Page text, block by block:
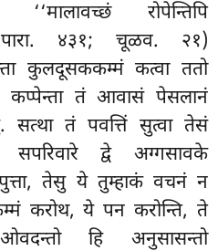
‘‘मालावच्छं रोपेन्तिपि
(पारा. ४३१; चूळव. २१)
कुलदूसककम्मं कत्वा ततो
कप्पेन्ता तं आवासं पेसलानं
तं पवत्तिं सुत्वा तेसं
सपरिवारे द्वे अग्गसावके
तेसु ये तुम्हाकं वचनं न
करोथ, ये पन करोन्ति, ते
हि अनुसासन्तो